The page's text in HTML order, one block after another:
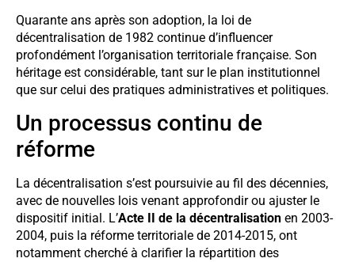
Quarante ans après son adoption, la loi de
décentralisation de 1982 continue d’influencer
profondément l’organisation territoriale française. Son
héritage est considérable, tant sur le plan institutionnel
que sur celui des pratiques administratives et politiques.
Un processus continu de
réforme
La décentralisation s’est poursuivie au fil des décennies,
avec de nouvelles lois venant approfondir ou ajuster le
dispositif initial. L’Acte II de la décentralisation en 2003-
2004, puis la réforme territoriale de 2014-2015, ont
notamment cherché à clarifier la répartition des